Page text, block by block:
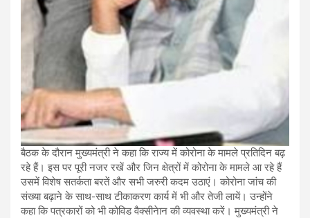
बैठक के दौरान मुख्यमंत्री ने कहा कि राज्य में कोरोना के मामले प्रतिदिन बढ़
रहे हैं। इस पर पूरी नजर रखें और जिन क्षेत्रों में कोरोना के मामले आ रहे हैं
उसमें विशेष सतर्कता बरतें और सभी जरुरी कदम उठाएं। कोरोना जांच की
संख्या बढ़ाने के साथ-साथ टीकाकरण कार्य में भी और तेजी लायें। उन्होंने
कहा कि पत्रकारों को भी कोविड वैक्सीनेान की व्यवस्था करें। मुख्यमंत्री ने